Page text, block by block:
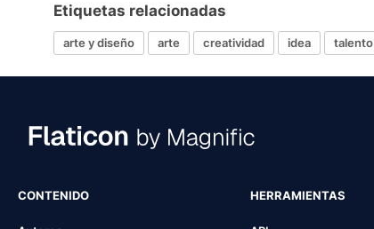
Etiquetas relacionadas
arte y diseño arte creatividad idea talento
CONTENIDO HERRAMIENTAS